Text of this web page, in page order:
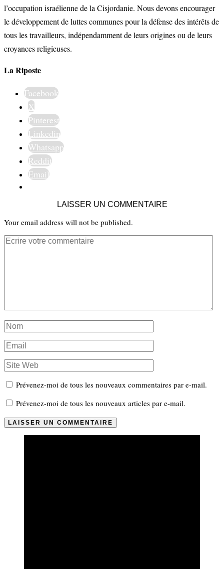
l’occupation israélienne de la Cisjordanie. Nous devons encourager
le développement de luttes communes pour la défense des intérêts de
tous les travailleurs, indépendamment de leurs origines ou de leurs
croyances religieuses.
La Riposte
Facebook
X
Pinterest
Linkedin
Whatsapp
Reddit
Email
LAISSER UN COMMENTAIRE
Your email address will not be published.
Prévenez-moi de tous les nouveaux commentaires par e-mail.
Prévenez-moi de tous les nouveaux articles par e-mail.